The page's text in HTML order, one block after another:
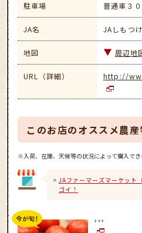
駐車場 普通車３
JA名 JAしもつけ
地図 周辺地
URL（詳細） http://
このお店のオススメ農産
※入荷、在庫、天候等の状況によって購入でき
JAファーマーズマーケット
ゴイ！
トマト